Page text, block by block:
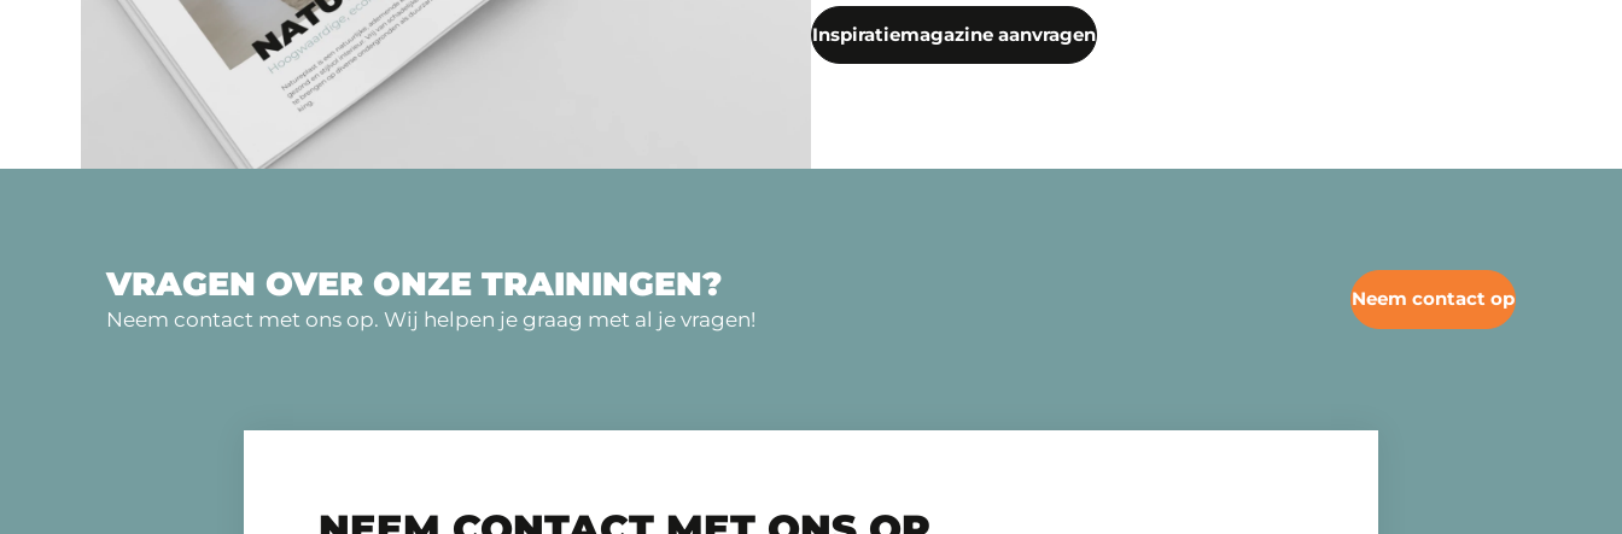
Inspiratiemagazine aanvragen
VRAGEN OVER ONZE TRAININGEN?
Neem contact met ons op. Wij helpen je graag met al je vragen!
Neem contact op